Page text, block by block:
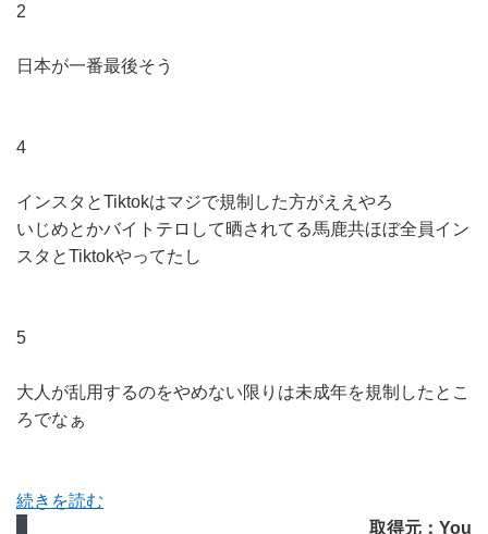
2
日本が一番最後そう
4
インスタとTiktokはマジで規制した方がええやろ
いじめとかバイトテロして晒されてる馬鹿共ほぼ全員イン
スタとTiktokやってたし
5
大人が乱用するのをやめない限りは未成年を規制したとこ
ろでなぁ
続きを読む
取得元：You